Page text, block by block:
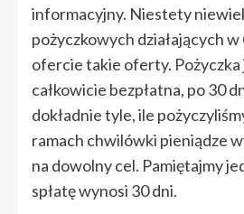
informacyjny. Niestety
pożyczkowych działających
ofercie takie oferty.
całkowicie bezpłatna, po 30
dokładnie tyle, ile
ramach chwilówki pieniądze
na dowolny cel. Pamiętajmy
spłatę wynosi 30 dni.